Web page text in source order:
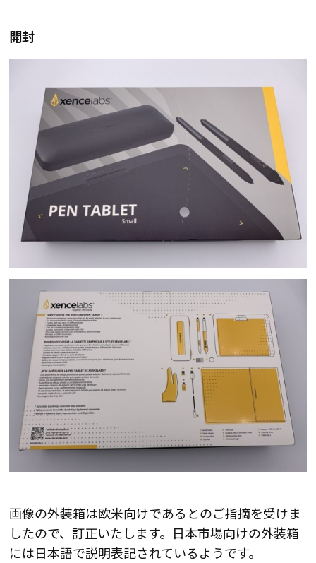
開封
画像の外装箱は欧米向けであるとのご指摘を受けま
したので、訂正いたします。日本市場向けの外装箱
には日本語で説明表記されているようです。